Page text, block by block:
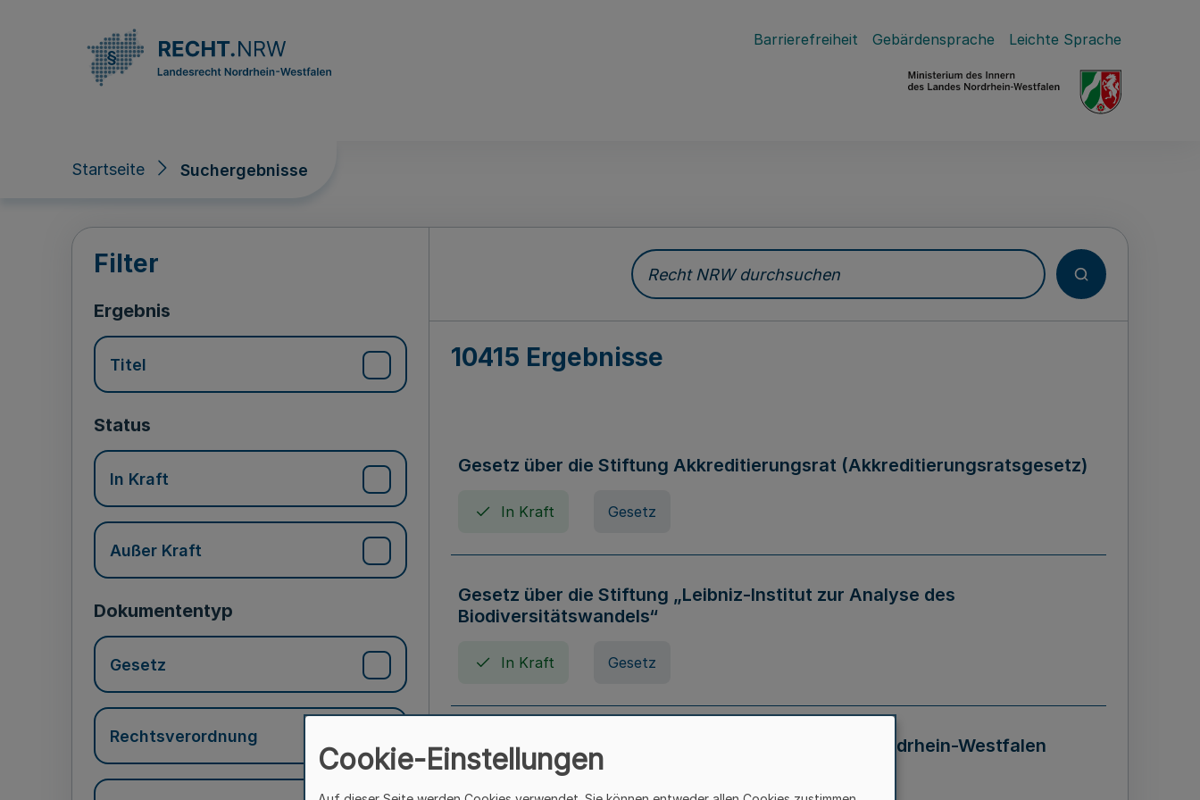
Barrierefreiheit Gebärdensprache Leichte Sprache
Startseite Suchergebnisse
Suchergebnisse
Filter
Ergebnis
Titel
Status
In Kraft
Außer Kraft
Dokumententyp
Gesetz
Rechtsverordnung
Recht NRW durchsuchen
10415 Ergebnisse
Gesetz über die Stiftung Akkreditierungsrat (Akkreditierungsratsgesetz)
In Kraft Gesetz
Gesetz über die Stiftung „Leibniz-Institut zur Analyse des
Biodiversitätswandels“
In Kraft Gesetz
Gesetz über die Kunsthochschulen des Landes Nordrhein-Westfalen
(Kunsthochschulgesetz - KunstHG)
Cookie-Einstellungen